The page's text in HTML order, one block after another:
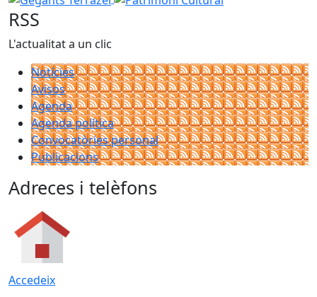
RSS
L'actualitat a un clic
Notícies
Avisos
Agenda
Agenda política
Convocatòries personal
Publicacions
Adreces i telèfons
Accedeix